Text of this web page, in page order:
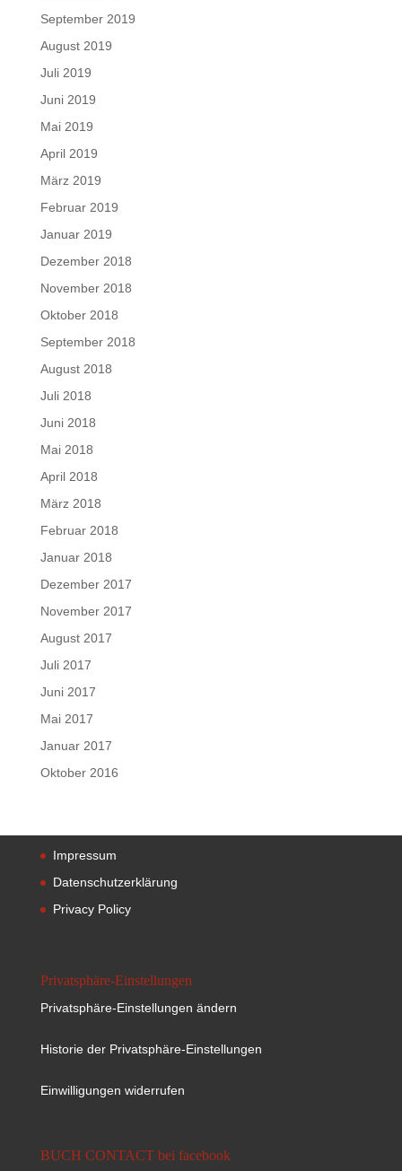
September 2019
August 2019
Juli 2019
Juni 2019
Mai 2019
April 2019
März 2019
Februar 2019
Januar 2019
Dezember 2018
November 2018
Oktober 2018
September 2018
August 2018
Juli 2018
Juni 2018
Mai 2018
April 2018
März 2018
Februar 2018
Januar 2018
Dezember 2017
November 2017
August 2017
Juli 2017
Juni 2017
Mai 2017
Januar 2017
Oktober 2016
Impressum
Datenschutzerklärung
Privacy Policy
Privatsphäre-Einstellungen
Privatsphäre-Einstellungen ändern
Historie der Privatsphäre-Einstellungen
Einwilligungen widerrufen
BUCH CONTACT bei facebook